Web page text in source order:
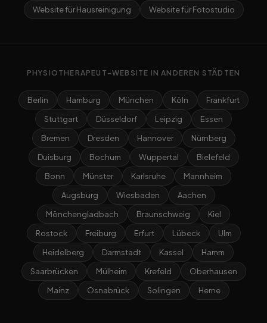
Website für Hausreinigung
Website für Fotostudio
PHYSIOTHERAPEUT-WEBSITE IN ANDEREN STÄDTEN
Berlin Hamburg München Köln
Frankfurt
Stuttgart
Düsseldorf Leipzig
Essen
Bremen
Dresden Hannover
Nürnberg
Duisburg
Bochum Wuppertal
Bielefeld
Bonn
Münster Karlsruhe
Mannheim
Augsburg
Wiesbaden
Aachen
Mönchengladbach
Braunschweig
Kiel
Rostock
Freiburg Erfurt Lübeck
Ulm
Heidelberg
Darmstadt Kassel
Hamm
Saarbrücken
Mülheim Krefeld
Oberhausen
Mainz
Osnabrück Solingen Herne